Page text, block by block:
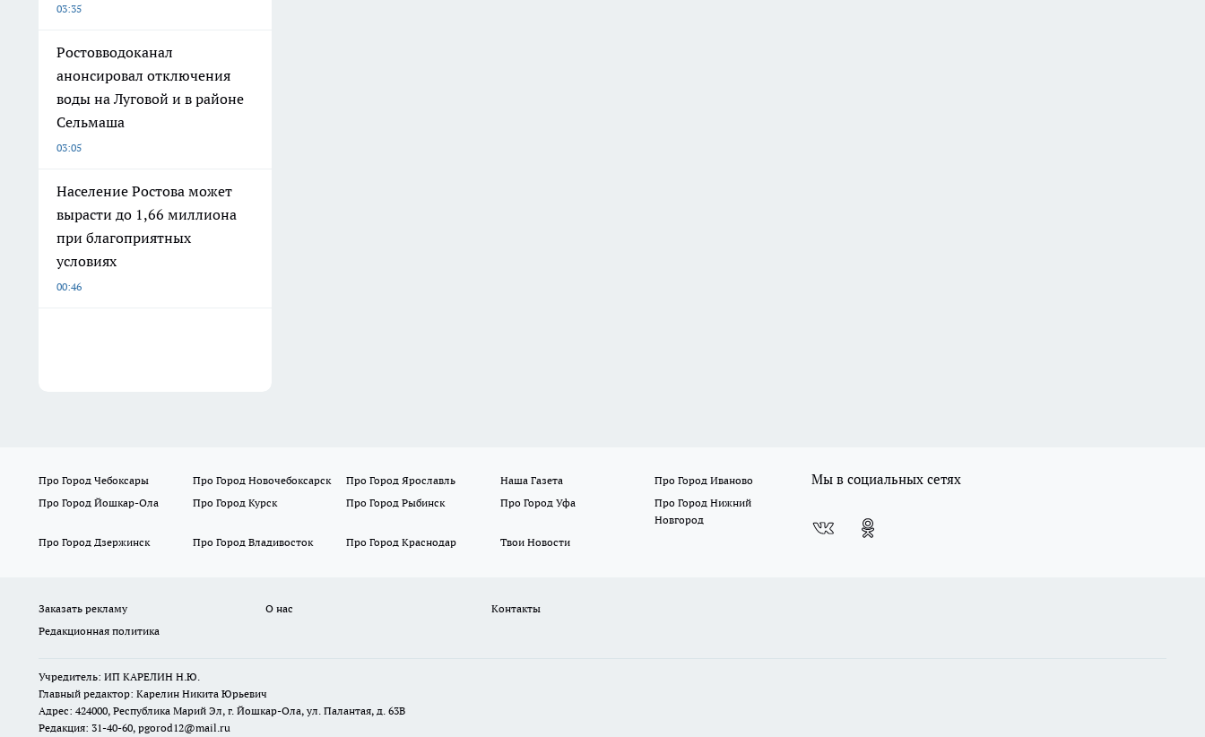
03:35
Ростовводоканал
анонсировал отключения
воды на Луговой и в районе
Сельмаша
03:05
Население Ростова может
вырасти до 1,66 миллиона
при благоприятных
условиях
00:46
Про Город Чебоксары Про Город Новочебоксарск Про Город Ярославль Наша Газета
Про Город Иваново
Про Город Йошкар-Ола
Про Город Курск Про Город Рыбинск Про Город Уфа
Про Город Нижний
Новгород
Про Город Дзержинск
Про Город Владивосток Про Город Краснодар Твои Новости
Мы в социальных сетях
Заказать рекламу О нас
Контакты
Редакционная политика
Учредитель: ИП КАРЕЛИН Н.Ю.
Главный редактор: Карелин Никита Юрьевич
Адрес: 424000, Республика Марий Эл, г. Йошкар-Ола, ул. Палантая, д. 63В
Редакция: 31-40-60, pgorod12@mail.ru